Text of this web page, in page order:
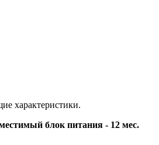
характеристики.
блок питания - 12 мес.